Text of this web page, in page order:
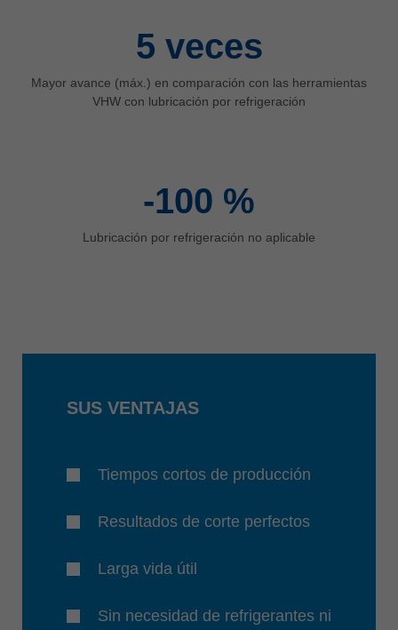
5 veces
Mayor avance (máx.) en comparación con las herramientas
VHW con lubricación por refrigeración
-100 %
Lubricación por refrigeración no aplicable
SUS VENTAJAS
Tiempos cortos de producción
Resultados de corte perfectos
Larga vida útil
Sin necesidad de refrigerantes ni